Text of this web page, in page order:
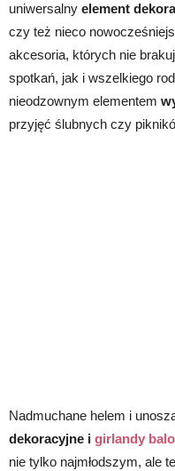
uniwersalny element
czy też nieco
akcesoria, których nie
spotkań, jak i wszelkiego
nieodzownym elementem
przyjęć ślubnych czy
Nadmuchane helem i
dekoracyjne i girlandy
nie tylko najmłodszym, ale